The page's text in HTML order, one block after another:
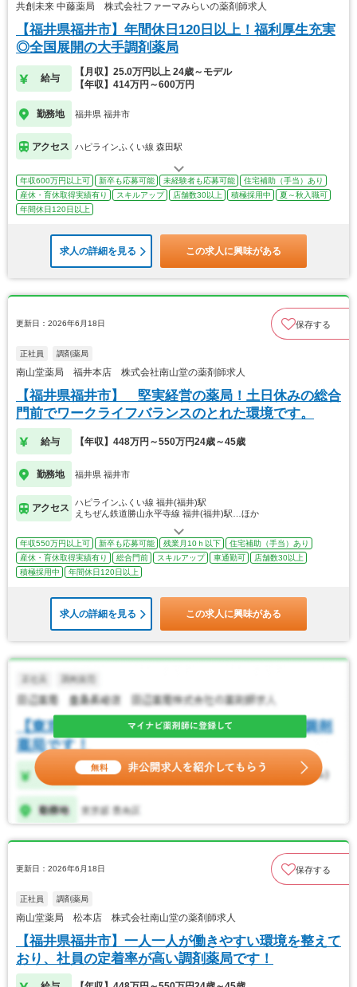
共創未来 中藤薬局 株式会社ファーマみらいの薬剤師求人
【福井県福井市】年間休日120日以上！福利厚生充実
◎全国展開の大手調剤薬局
給与
【月収】25.0万円以上 24歳～モデル
【年収】414万円～600万円
勤務地 福井県 福井市
アクセス ハピラインふくい線 森田駅
年収600万円以上可 新卒も応募可能 未経験者も応募可能
住宅補助（手当）あり
産休・育休取得実績有り
スキルアップ 店舗数30以上 積極採用中
夏～秋入職可
年間休日120日以上
求人の詳細を見る この求人に興味がある
更新日：2026年6月18日 保存する
正社員 調剤薬局
南山堂薬局 福井本店 株式会社南山堂の薬剤師求人
【福井県福井市】 堅実経営の薬局！土日休みの総合
門前でワークライフバランスのとれた環境です。
給与 【年収】448万円～550万円24歳～45歳
勤務地 福井県 福井市
アクセス
ハピラインふくい線 福井(福井)駅
えちぜん鉄道勝山永平寺線 福井(福井)駅…ほか
年収550万円以上可 新卒も応募可能 残業月10ｈ以下
住宅補助（手当）あり
産休・育休取得実績有り
総合門前 スキルアップ 車通勤可
店舗数30以上
積極採用中
年間休日120日以上
求人の詳細を見る この求人に興味がある
更新日：2026年6月18日 保存する
正社員 調剤薬局
南山堂薬局 松本店 株式会社南山堂の薬剤師求人
【福井県福井市】一人一人が働きやすい環境を整えて
おり、社員の定着率が高い調剤薬局です！